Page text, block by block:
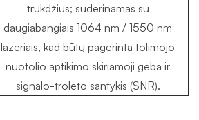
trukdžius; suderinamas su
daugiabangiais 1064 nm / 1550 nm
lazeriais, kad būtų pagerinta tolimojo
nuotolio aptikimo skiriamoji geba ir
signalo-troleto santykis (SNR).